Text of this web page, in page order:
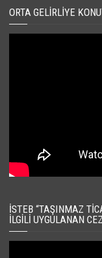
ORTA GELIRLIYE
İSTEB “TAŞINMAZ
İLGILI UYGULANAN